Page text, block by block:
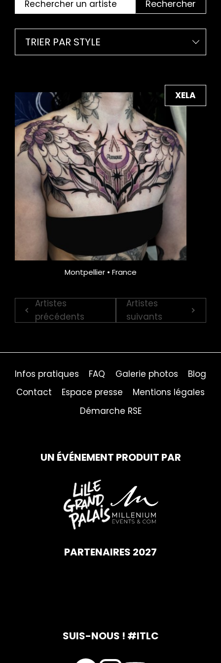
Rechercher
TRIER PAR STYLE
XELA
Montpellier • France
Artistes
précédents
Artistes
suivants
Infos pratiques FAQ Galerie photos
Blog
Contact
Espace presse
Mentions légales
Démarche RSE
UN ÉVÉNEMENT PRODUIT PAR
PARTENAIRES 2027
SUIS-NOUS ! #ITLC